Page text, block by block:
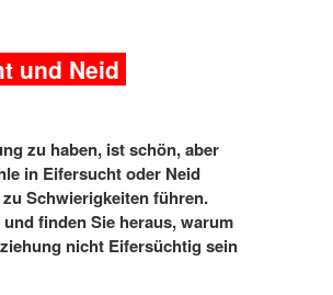
und Neid
zu haben, ist schön, aber
in Eifersucht oder Neid
Schwierigkeiten führen.
finden Sie heraus, warum
nicht Eifersüchtig sein